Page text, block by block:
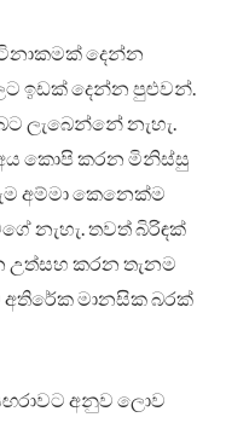
දෙන්න
ඉඩක් දෙන්න පුළුවන්.
ලැබෙන්නේ නැහැ.
කොපි කරන මිනිස්සු
අම්මා කෙනෙක්ම
නැහැ. තවත් බිරිඳක්
උත්සහ කරන තැනම
මානසික බරක්
අනුව ලොව